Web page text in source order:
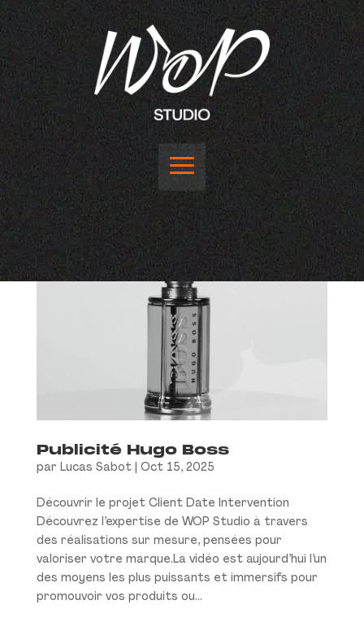
Publicité Hugo Boss
par Lucas Sabot| Oct 15, 2025
Découvrir le projet Client Date Intervention
Découvrez l’expertise de WOP Studio à travers
des réalisations sur mesure, pensées pour
valoriser votre marque.La vidéo est aujourd’hui l’un
des moyens les plus puissants et immersifs pour
promouvoir vos produits ou...